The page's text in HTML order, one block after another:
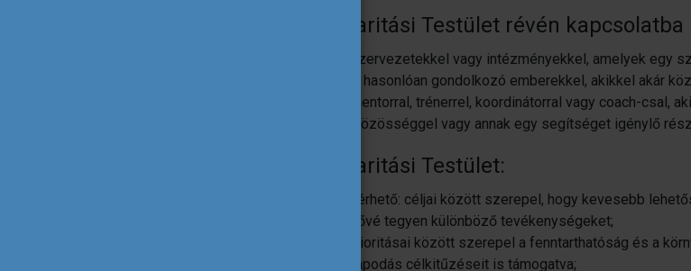
A Szolidaritási Testület révén
olyan szervezetekkel vagy intézményekkel, amelyek egy
hozzád hasonlóan gondolkozó emberekkel, akikkel akár
olyan mentorral, trénerrel, koordinátorral vagy coach-csal,
egy új közösséggel vagy annak egy segítséget igénylő
A Szolidaritási Testület:
hozzáférhető: céljai között szerepel, hogy kevesebb
elérhetővé tegyen különböző tevékenységeket;
zöld: prioritásai között szerepel a fenntarthatóság és a
megállapodás célkitűzéseit is támogatva;